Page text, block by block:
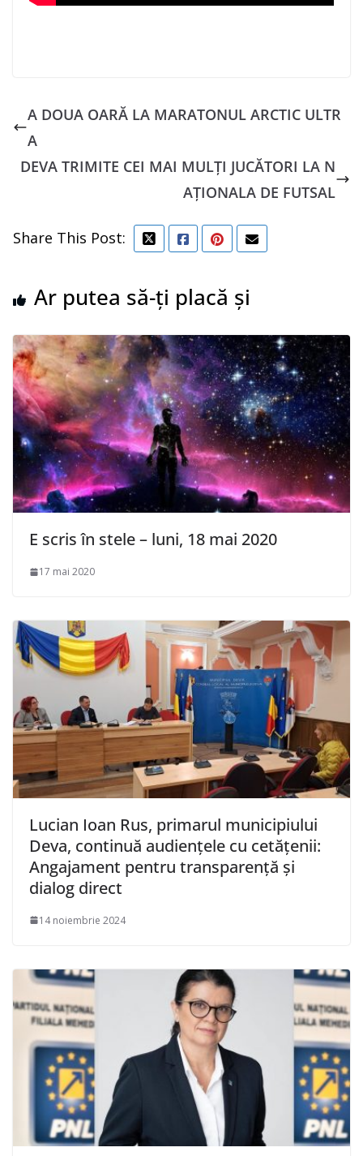
A DOUA OARĂ LA MARATONUL ARCTIC ULTR
A
DEVA TRIMITE CEI MAI MULȚI JUCĂTORI LA N
AȚIONALA DE FUTSAL
Share This Post:
Ar putea să-ți placă și
E scris în stele – luni, 18 mai 2020
17 mai 2020
Lucian Ioan Rus, primarul municipiului
Deva, continuă audiențele cu cetățenii:
Angajament pentru transparență și
dialog direct
14 noiembrie 2024